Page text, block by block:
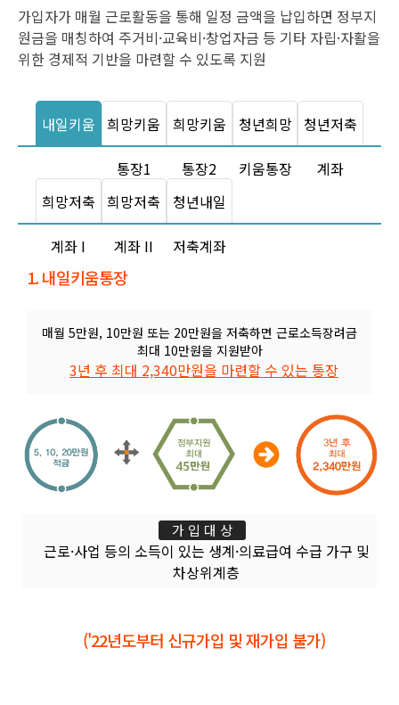
가입자가 매월 근로활동을 통해 일정 금액을 납입하면 정부지
원금을 매칭하여 주거비·교육비·창업자금 등 기타 자립·자활을
위한 경제적 기반을 마련할 수 있도록 지원
내일키움 희망키움
통장1
희망키움
통장2
청년희망
키움통장
청년저축
계좌
희망저축
계좌 I
희망저축
계좌 II
청년내일
저축계좌
1. 내일키움통장
매월 5만원, 10만원 또는 20만원을 저축하면 근로소득장려금
최대 10만원을 지원받아
3년 후 최대 2,340만원을 마련할 수 있는 통장
가 입 대 상
근로·사업 등의 소득이 있는 생계·의료급여 수급 가구 및
차상위계층
('22년도부터 신규가입 및 재가입 불가)